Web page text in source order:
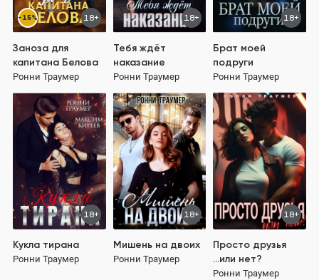
-15% 18+
Заноза для
капитана Белова
Ронни Траумер
18+
Тебя ждёт
наказание
Ронни Траумер
18+
Брат моей
подруги
Ронни Траумер
18+
Кукла тирана
Ронни Траумер
18+
Мишень на двоих
Ронни Траумер
18+
Просто друзья
...или нет?
Ронни Траумер